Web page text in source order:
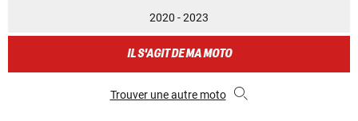
2020 - 2023
IL S'AGIT DE MA MOTO
Trouver une autre moto